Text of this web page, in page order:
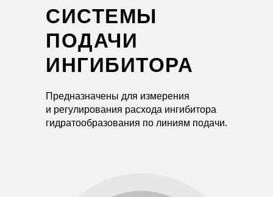
СИСТЕМЫ
ПОДАЧИ
ИНГИБИТОРА
Предназначены для измерения
и регулирования расхода ингибитора
гидратообразования по линиям подачи.